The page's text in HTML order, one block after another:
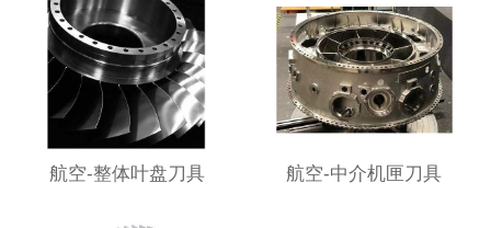
航空-整体叶盘刀具 航空-中介机匣刀具